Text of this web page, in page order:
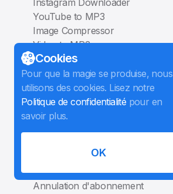
YouTube to MP3
Image Compressor
Video to MP3
Slideshow Maker
Téléchargement
Aide
Guides d'utilisation
Guides vidéos
Récupération de la licence
Avis
Annulation d'abonnement
Cookies
Pour que la magie se produise, nous
utilisons des cookies. Lisez notre
Politique de confidentialité pour en
savoir plus.
OK